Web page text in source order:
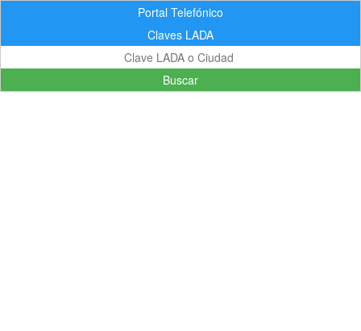
Portal Telefónico
Claves LADA
Buscar